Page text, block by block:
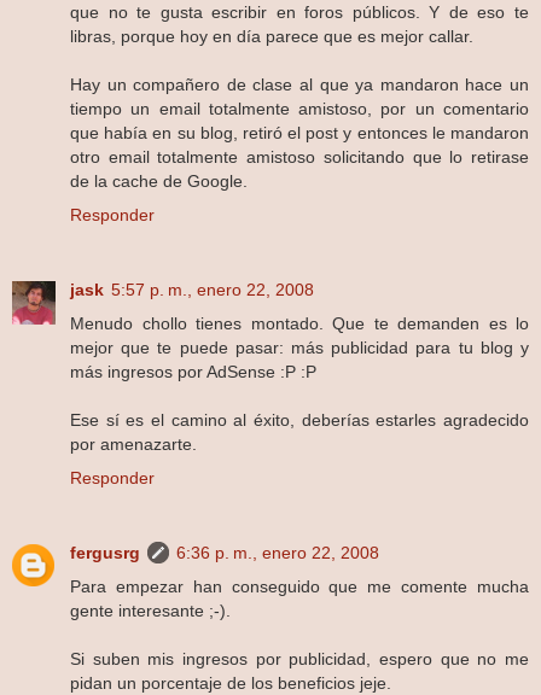
que no te gusta escribir en foros públicos. Y de eso te
libras, porque hoy en día parece que es mejor callar.
Hay un compañero de clase al que ya mandaron hace un
tiempo un email totalmente amistoso, por un comentario
que había en su blog, retiró el post y entonces le mandaron
otro email totalmente amistoso solicitando que lo retirase
de la cache de Google.
Responder
jask 5:57 p. m., enero 22, 2008
Menudo chollo tienes montado. Que te demanden es lo
mejor que te puede pasar: más publicidad para tu blog y
más ingresos por AdSense :P :P
Ese sí es el camino al éxito, deberías estarles agradecido
por amenazarte.
Responder
fergusrg
6:36 p. m., enero 22, 2008
Para empezar han conseguido que me comente mucha
gente interesante ;-).
Si suben mis ingresos por publicidad, espero que no me
pidan un porcentaje de los beneficios jeje.